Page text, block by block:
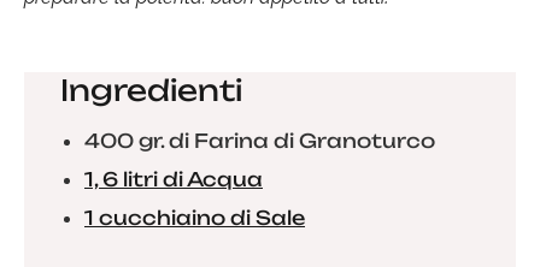
Ingredienti
400 gr. di Farina di Granoturco
1, 6 litri di Acqua
1 cucchiaino di Sale